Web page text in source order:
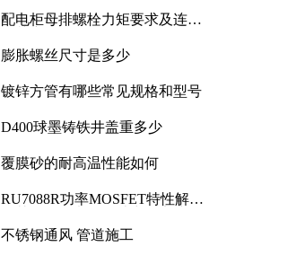
配电柜母排螺栓力矩要求及连接
膨胀螺丝尺寸是多少
镀锌方管有哪些常见规格和型号
D400球墨铸铁井盖重多少
覆膜砂的耐高温性能如何
RU7088R功率MOSFET特性解析
不锈钢通风 管道施工